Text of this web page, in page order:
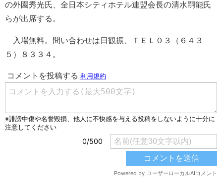
の外園秀光氏、全日本シティホテル連盟会長の清水嗣能氏
らが出席する。
入場無料。問い合わせは日観振、ＴＥＬ０３（６４３
５）８３３４。